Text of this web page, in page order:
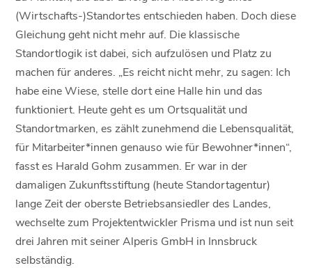
(Wirtschafts-)Standortes entschieden haben. Doch diese
Gleichung geht nicht mehr auf. Die klassische
Standortlogik ist dabei, sich aufzulösen und Platz zu
machen für anderes. „Es reicht nicht mehr, zu sagen: Ich
habe eine Wiese, stelle dort eine Halle hin und das
funktioniert. Heute geht es um Ortsqualität und
Standortmarken, es zählt zunehmend die Lebensqualität,
für Mitarbeiter*innen genauso wie für Bewohner*innen“,
fasst es Harald Gohm zusammen. Er war in der
damaligen Zukunftsstiftung (heute Standortagentur)
lange Zeit der oberste Betriebsansiedler des Landes,
wechselte zum Projektentwickler Prisma und ist nun seit
drei Jahren mit seiner Alperis GmbH in Innsbruck
selbständig.